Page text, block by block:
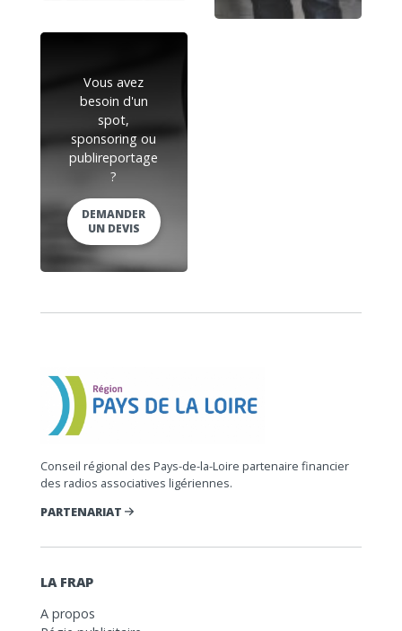
Vous avez
besoin d'un
spot,
sponsoring ou
publireportage
?
DEMANDER
UN DEVIS
Conseil régional des Pays-de-la-Loire partenaire financier
des radios associatives ligériennes.
PARTENARIAT
LA FRAP
A propos